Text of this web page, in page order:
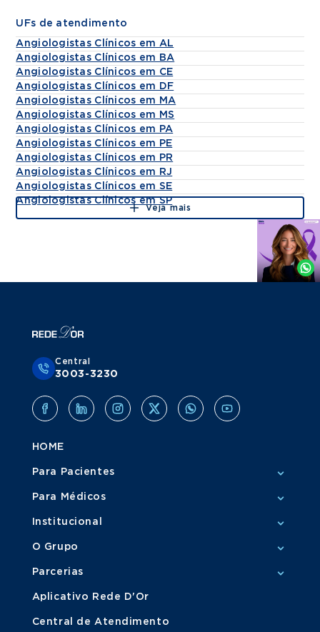
UFs de atendimento
Angiologistas Clínicos em AL
Angiologistas Clínicos em BA
Angiologistas Clínicos em CE
Angiologistas Clínicos em DF
Angiologistas Clínicos em MA
Angiologistas Clínicos em MS
Angiologistas Clínicos em PA
Angiologistas Clínicos em PE
Angiologistas Clínicos em PR
Angiologistas Clínicos em RJ
Angiologistas Clínicos em SE
Angiologistas Clínicos em SP
Veja mais
Agende
Whatsapp
Central
3003-3230
HOME
Para Pacientes
Para Médicos
Institucional
O Grupo
Parcerias
Aplicativo Rede D'Or
Central de Atendimento